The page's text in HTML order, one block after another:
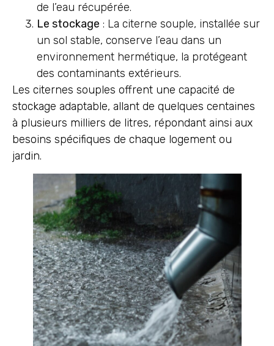
de l’eau récupérée.
Le stockage : La citerne souple, installée sur
un sol stable, conserve l’eau dans un
environnement hermétique, la protégeant
des contaminants extérieurs.
Les citernes souples offrent une capacité de
stockage adaptable, allant de quelques centaines
à plusieurs milliers de litres, répondant ainsi aux
besoins spécifiques de chaque logement ou
jardin.